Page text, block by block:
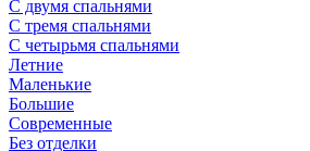
С двумя спальнями
С тремя спальнями
С четырьмя спальнями
Летние
Маленькие
Большие
Современные
Без отделки